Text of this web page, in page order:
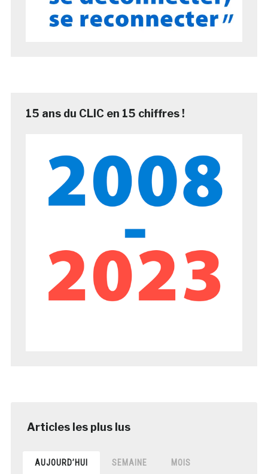
15 ans du CLIC en 15 chiffres !
AUJOURD’HUI SEMAINE MOIS